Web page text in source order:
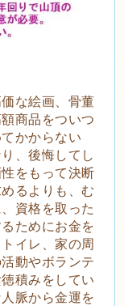
な絵画、骨董
商品をついつ
かからない
、後悔してし
をもって決断
るよりも、む
資格を取った
ためにお金を
イレ、家の周
動やボランテ
積みをしてい
脈から金運を